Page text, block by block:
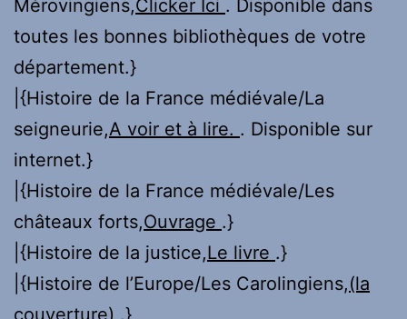
Mérovingiens,Clicker Ici . Disponible dans
toutes les bonnes bibliothèques de votre
département.}
|{Histoire de la France médiévale/La
seigneurie,A voir et à lire. . Disponible sur
internet.}
|{Histoire de la France médiévale/Les
châteaux forts,Ouvrage .}
|{Histoire de la justice,Le livre .}
|{Histoire de l’Europe/Les Carolingiens,(la
couverture) .}